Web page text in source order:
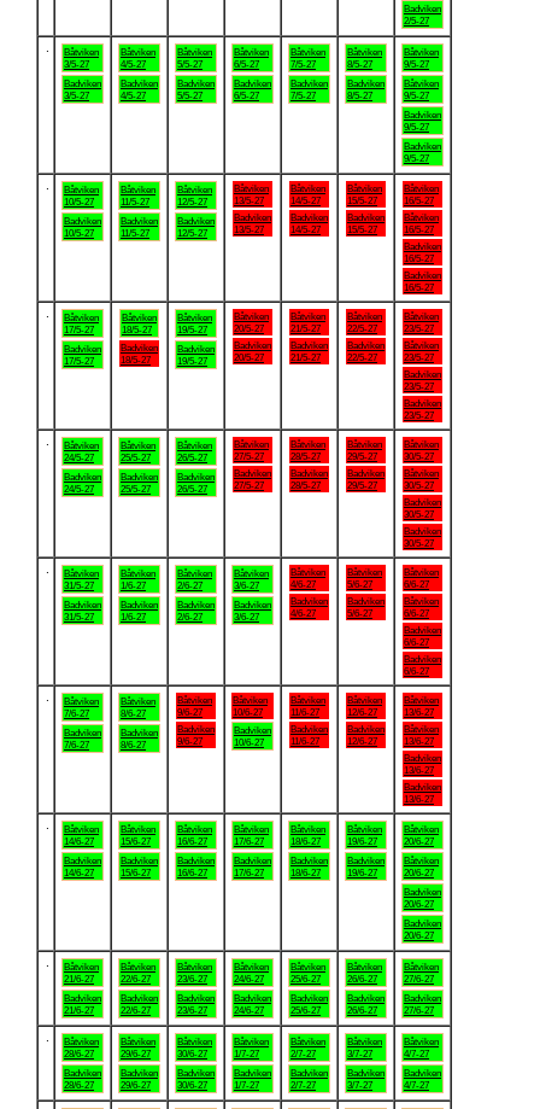
Badviken
2/5-27
Båtviken
3/5-27
Badviken
3/5-27
Båtviken
4/5-27
Badviken
4/5-27
Båtviken
5/5-27
Badviken
5/5-27
Båtviken
6/5-27
Badviken
6/5-27
Båtviken
7/5-27
Badviken
7/5-27
Båtviken
8/5-27
Badviken
8/5-27
Båtviken
9/5-27
Båtviken
9/5-27
Badviken
9/5-27
Badviken
9/5-27
Båtviken
10/5-27
Badviken
10/5-27
Båtviken
11/5-27
Badviken
11/5-27
Båtviken
12/5-27
Badviken
12/5-27
Båtviken
13/5-27
Badviken
13/5-27
Båtviken
14/5-27
Badviken
14/5-27
Båtviken
15/5-27
Badviken
15/5-27
Båtviken
16/5-27
Båtviken
16/5-27
Badviken
16/5-27
Badviken
16/5-27
Båtviken
17/5-27
Badviken
17/5-27
Båtviken
18/5-27
Badviken
18/5-27
Båtviken
19/5-27
Badviken
19/5-27
Båtviken
20/5-27
Badviken
20/5-27
Båtviken
21/5-27
Badviken
21/5-27
Båtviken
22/5-27
Badviken
22/5-27
Båtviken
23/5-27
Båtviken
23/5-27
Badviken
23/5-27
Badviken
23/5-27
Båtviken
24/5-27
Badviken
24/5-27
Båtviken
25/5-27
Badviken
25/5-27
Båtviken
26/5-27
Badviken
26/5-27
Båtviken
27/5-27
Badviken
27/5-27
Båtviken
28/5-27
Badviken
28/5-27
Båtviken
29/5-27
Badviken
29/5-27
Båtviken
30/5-27
Båtviken
30/5-27
Badviken
30/5-27
Badviken
30/5-27
Båtviken
31/5-27
Badviken
31/5-27
Båtviken
1/6-27
Badviken
1/6-27
Båtviken
2/6-27
Badviken
2/6-27
Båtviken
3/6-27
Badviken
3/6-27
Båtviken
4/6-27
Badviken
4/6-27
Båtviken
5/6-27
Badviken
5/6-27
Båtviken
6/6-27
Båtviken
6/6-27
Badviken
6/6-27
Badviken
6/6-27
Båtviken
7/6-27
Badviken
7/6-27
Båtviken
8/6-27
Badviken
8/6-27
Båtviken
9/6-27
Badviken
9/6-27
Båtviken
10/6-27
Badviken
10/6-27
Båtviken
11/6-27
Badviken
11/6-27
Båtviken
12/6-27
Badviken
12/6-27
Båtviken
13/6-27
Båtviken
13/6-27
Badviken
13/6-27
Badviken
13/6-27
Båtviken
14/6-27
Badviken
14/6-27
Båtviken
15/6-27
Badviken
15/6-27
Båtviken
16/6-27
Badviken
16/6-27
Båtviken
17/6-27
Badviken
17/6-27
Båtviken
18/6-27
Badviken
18/6-27
Båtviken
19/6-27
Badviken
19/6-27
Båtviken
20/6-27
Båtviken
20/6-27
Badviken
20/6-27
Badviken
20/6-27
Båtviken
21/6-27
Badviken
21/6-27
Båtviken
22/6-27
Badviken
22/6-27
Båtviken
23/6-27
Badviken
23/6-27
Båtviken
24/6-27
Badviken
24/6-27
Båtviken
25/6-27
Badviken
25/6-27
Båtviken
26/6-27
Badviken
26/6-27
Båtviken
27/6-27
Badviken
27/6-27
Båtviken
28/6-27
Badviken
28/6-27
Båtviken
29/6-27
Badviken
29/6-27
Båtviken
30/6-27
Badviken
30/6-27
Båtviken
1/7-27
Badviken
1/7-27
Båtviken
2/7-27
Badviken
2/7-27
Båtviken
3/7-27
Badviken
3/7-27
Båtviken
4/7-27
Badviken
4/7-27